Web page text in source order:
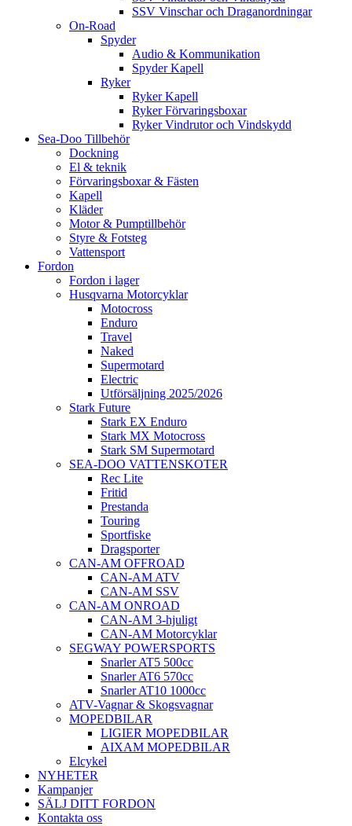
SSV Vinschar och Draganordningar
On-Road
Spyder
Audio & Kommunikation
Spyder Kapell
Ryker
Ryker Kapell
Ryker Förvaringsboxar
Ryker Vindrutor och Vindskydd
Sea-Doo Tillbehör
Dockning
El & teknik
Förvaringsboxar & Fästen
Kapell
Kläder
Motor & Pumptillbehör
Styre & Fotsteg
Vattensport
Fordon
Fordon i lager
Husqvarna Motorcyklar
Motocross
Enduro
Travel
Naked
Supermotard
Electric
Utförsäljning 2025/2026
Stark Future
Stark EX Enduro
Stark MX Motocross
Stark SM Supermotard
SEA-DOO VATTENSKOTER
Rec Lite
Fritid
Prestanda
Touring
Sportfiske
Dragsporter
CAN-AM OFFROAD
CAN-AM ATV
CAN-AM SSV
CAN-AM ONROAD
CAN-AM 3-hjuligt
CAN-AM Motorcyklar
SEGWAY POWERSPORTS
Snarler AT5 500cc
Snarler AT6 570cc
Snarler AT10 1000cc
ATV-Vagnar & Skogsvagnar
MOPEDBILAR
LIGIER MOPEDBILAR
AIXAM MOPEDBILAR
Elcykel
NYHETER
Kampanjer
SÄLJ DITT FORDON
Kontakta oss